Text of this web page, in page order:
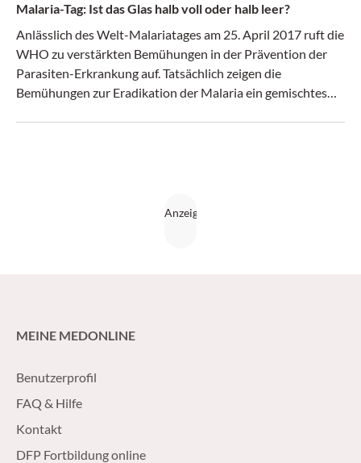
Malaria-Tag: Ist das Glas halb voll oder halb leer?
Anlässlich des Welt-Malariatages am 25. April 2017 ruft die
WHO zu verstärkten Bemühungen in der Prävention der
Parasiten-Erkrankung auf. Tatsächlich zeigen die
Bemühungen zur Eradikation der Malaria ein gemischtes
MEINE MEDONLINE
Benutzerprofil
FAQ & Hilfe
Kontakt
DFP Fortbildung online